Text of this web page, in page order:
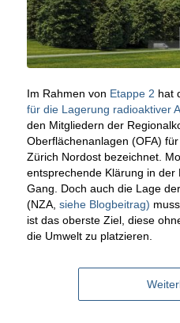
Im Rahmen von Etappe 2 hat
für die Lagerung radioaktiver
den Mitgliedern der
Oberflächenanlagen (OFA)
Zürich Nordost bezeichnet.
entsprechende Klärung in der
Gang. Doch auch die Lage
(NZA, siehe Blogbeitrag)
ist das oberste Ziel, diese
die Umwelt zu platzieren.